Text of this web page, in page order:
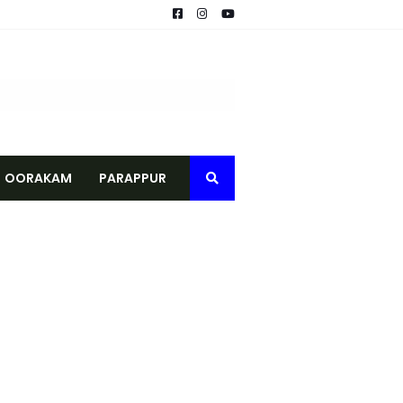
ചെയ്യണം; യൂത്ത് ലീഗ് പോലീസിൽ നിവേദനം നൽകി
യാത്രയയപ്പും ആദരവും
ബുക്ക് ഓഫ് റെക്കോർഡ് നിറവിൽ
സ്വദേശി മരിച്ചു
OORAKAM PARAPPUR